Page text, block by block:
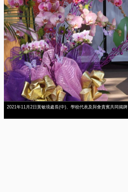
2021年11月2日黃敏境處長(中)、學校代表及與會貴賓共同揭牌